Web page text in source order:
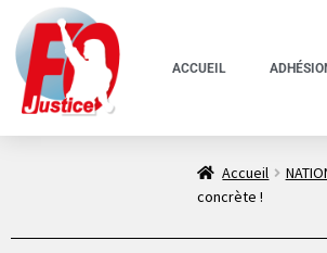
ACCUEIL
Accueil
concrète !